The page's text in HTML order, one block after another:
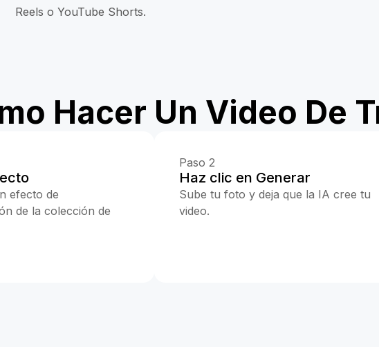
Reels o YouTube Shorts.
Hacer Un Video De
efecto de
de la colección de
Paso 2
Haz clic en Generar
Sube tu foto y deja que la IA cree tu
video.